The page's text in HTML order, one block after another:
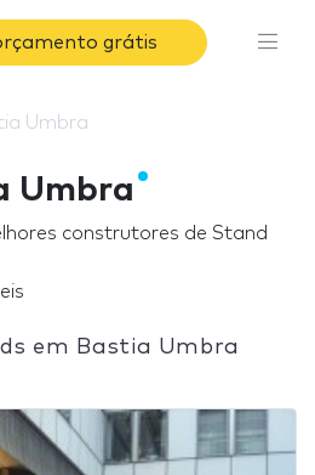
grátis
Umbra
Umbra
construtores de Stand
em Bastia Umbra